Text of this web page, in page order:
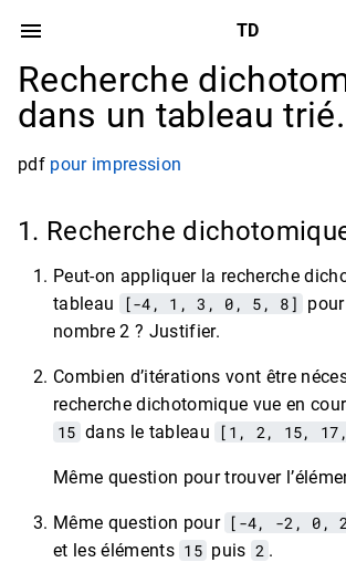
TD
Recherche
dans un tableau trié.
pdf pour impression
1. Recherche
Peut-on appliquer la recherche
tableau
[-4, 1, 3, 0, 5, 8]
nombre 2 ? Justifier.
Combien d’itérations vont être
recherche dichotomique vue en
15 dans le tableau [1, 2, 15,
Même question pour trouver
Même question pour [-4, -2, 0,
et les éléments 15 puis 2 .